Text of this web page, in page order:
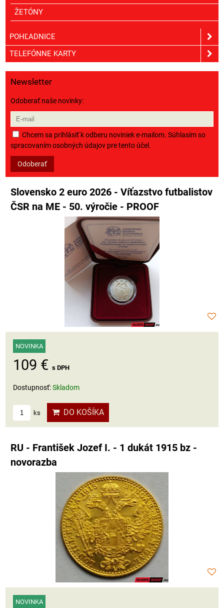
ŽETÓNY
POHĽADNICE
TELEFÓNNE KARTY
Newsletter
Odoberať naše novinky:
Chcem sa prihlásiť k odberu noviniek e-mailom. Súhlasím so
spracovaním osobných údajov pre tento účel.
Odoberať
Slovensko 2 euro 2026 - Víťazstvo futbalistov
ČSR na ME - 50. výročie - PROOF
NOVINKA
109 € s DPH
Dostupnosť:Skladom
ks DO KOŠÍKA
RU - František Jozef I. - 1 dukát 1915 bz -
novorazba
NOVINKA